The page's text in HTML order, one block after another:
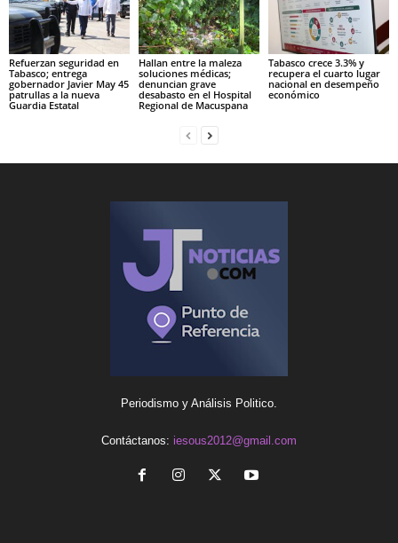
Refuerzan seguridad en
Tabasco; entrega
gobernador Javier May 45
patrullas a la nueva
Guardia Estatal
Hallan entre la maleza
soluciones médicas;
denuncian grave
desabasto en el Hospital
Regional de Macuspana
Tabasco crece 3.3% y
recupera el cuarto lugar
nacional en desempeño
económico
Periodismo y Análisis Politico.
Contáctanos: iesous2012@gmail.com